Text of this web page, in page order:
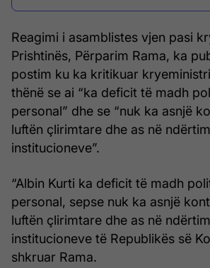
Reagimi i asamblistes vjen pasi
Prishtinës, Përparim Rama, ka
postim ku ka kritikuar
thënë se ai “ka deficit të madh
personal” dhe se “nuk ka asnjë
luftën çlirimtare dhe as në
institucioneve”.
“Albin Kurti ka deficit të madh
personal, sepse nuk ka asnjë
luftën çlirimtare dhe as në
institucioneve të Republikës së
shkruar Rama.